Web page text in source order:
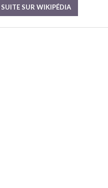
SUITE SUR WIKIPÉDIA